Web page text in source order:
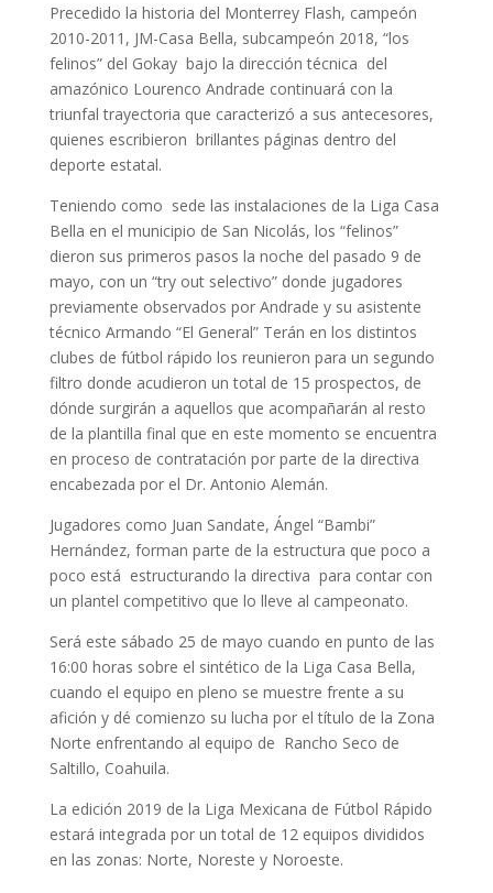
Precedido la historia del Monterrey Flash, campeón
2010-2011, JM-Casa Bella, subcampeón 2018, “los
felinos” del Gokay bajo la dirección técnica del
amazónico Lourenco Andrade continuará con la
triunfal trayectoria que caracterizó a sus antecesores,
quienes escribieron brillantes páginas dentro del
deporte estatal.
Teniendo como sede las instalaciones de la Liga Casa
Bella en el municipio de San Nicolás, los “felinos”
dieron sus primeros pasos la noche del pasado 9 de
mayo, con un “try out selectivo” donde jugadores
previamente observados por Andrade y su asistente
técnico Armando “El General” Terán en los distintos
clubes de fútbol rápido los reunieron para un segundo
filtro donde acudieron un total de 15 prospectos, de
dónde surgirán a aquellos que acompañarán al resto
de la plantilla final que en este momento se encuentra
en proceso de contratación por parte de la directiva
encabezada por el Dr. Antonio Alemán.
Jugadores como Juan Sandate, Ángel “Bambi”
Hernández, forman parte de la estructura que poco a
poco está estructurando la directiva para contar con
un plantel competitivo que lo lleve al campeonato.
Será este sábado 25 de mayo cuando en punto de las
16:00 horas sobre el sintético de la Liga Casa Bella,
cuando el equipo en pleno se muestre frente a su
afición y dé comienzo su lucha por el título de la Zona
Norte enfrentando al equipo de Rancho Seco de
Saltillo, Coahuila.
La edición 2019 de la Liga Mexicana de Fútbol Rápido
estará integrada por un total de 12 equipos divididos
en las zonas: Norte, Noreste y Noroeste.